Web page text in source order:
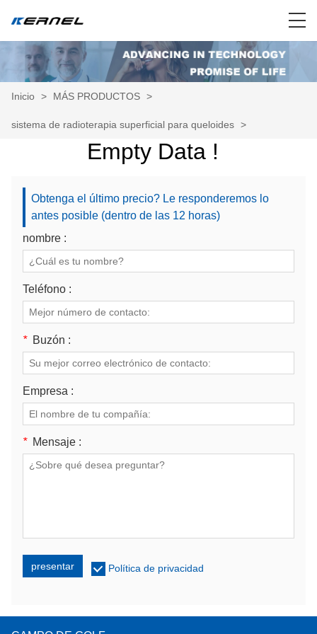
Inicio > MÁS PRODUCTOS >
sistema de radioterapia superficial para queloides >
Empty Data !
Obtenga el último precio? Le responderemos lo
antes posible (dentro de las 12 horas)
nombre :
Teléfono :
* Buzón :
Empresa :
* Mensaje :
presentar Política de privacidad